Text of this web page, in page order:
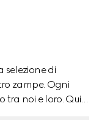
selezione di
zampe. Ogni
tra noi e loro. Qui